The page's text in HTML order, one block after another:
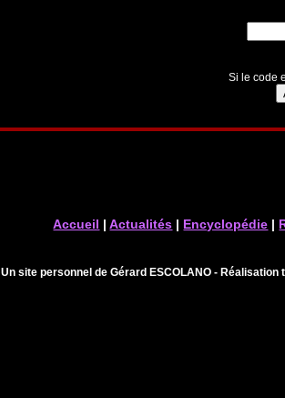
Si le code
Accueil |Actualités | Encyclopédie |
Un site personnel de Gérard ESCOLANO -